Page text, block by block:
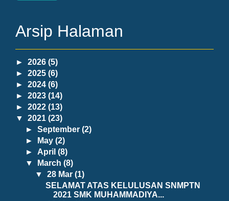
Arsip Halaman
► 2026 (5)
► 2025 (6)
► 2024 (6)
► 2023 (14)
► 2022 (13)
▼ 2021 (23)
►September(2)
►
May(2)
► April(8)
▼
March(8)
▼28 Mar(1)
SELAMAT ATAS KELULUSAN SNMPTN
2021 SMK MUHAMMADIYA...